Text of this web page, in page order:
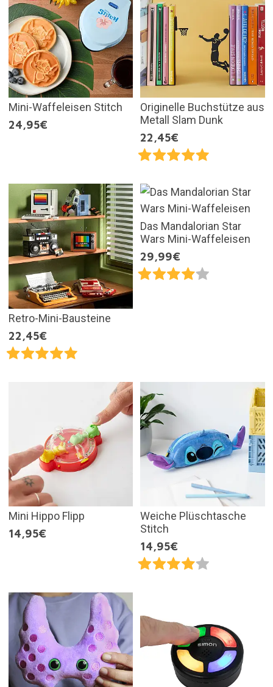
Mini-Waffeleisen Stitch
24,95€
Originelle Buchstütze aus
Metall Slam Dunk
22,45€
Retro-Mini-Bausteine
22,45€
Das Mandalorian Star
Wars Mini-Waffeleisen
29,99€
Mini Hippo Flipp
14,95€
Weiche Plüschtasche
Stitch
14,95€